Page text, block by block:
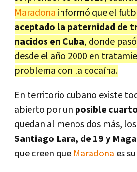
Maradona informó que el
aceptado la paternidad de
nacidos en Cuba, donde
desde el año 2000 en
problema con la cocaína.
En territorio cubano existe
abierto por un posible
quedan al menos dos más,
Santiago Lara, de 19 y
que creen que Maradona es